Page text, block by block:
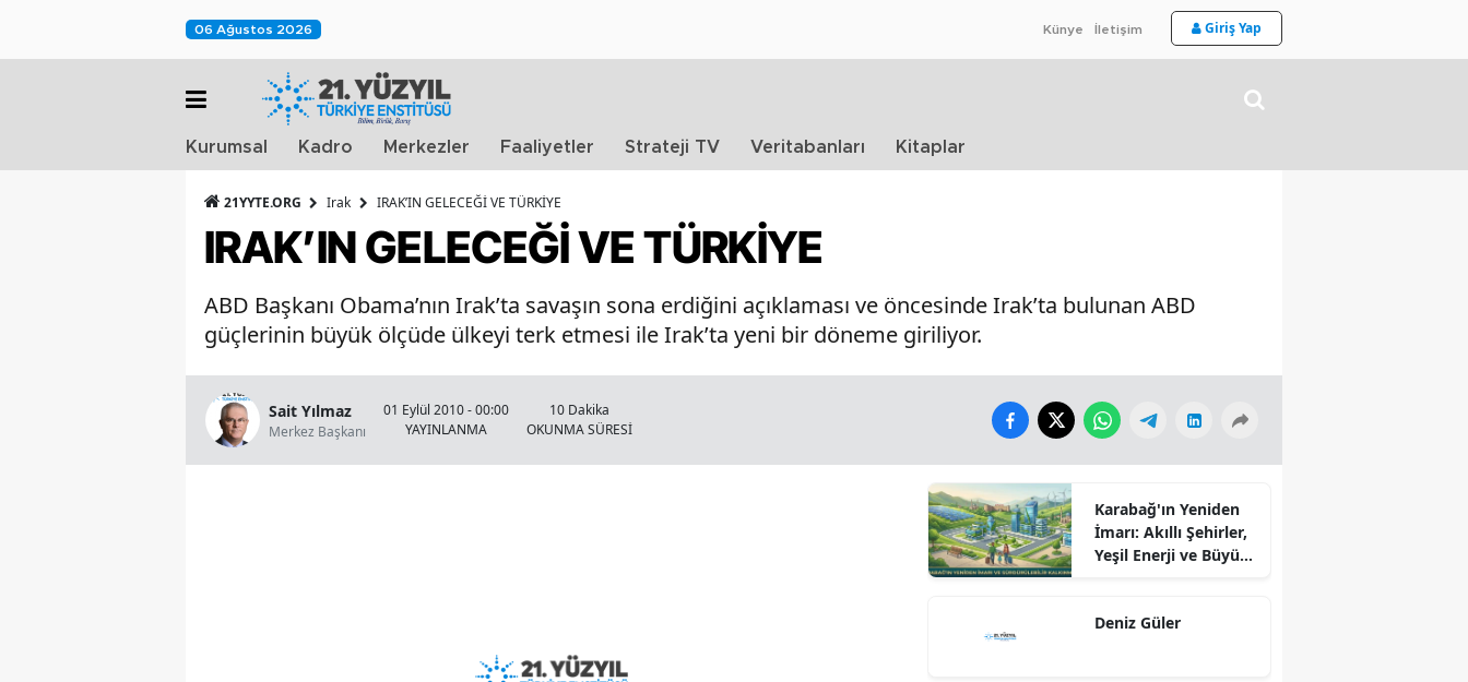
06 Ağustos 2026 Künye İletişim Giriş Yap
Kurumsal Kadro Merkezler Faaliyetler Strateji TV Veritabanları Kitaplar
21YYTE.ORG Irak IRAK’IN GELECEĞİ VE TÜRKİYE
IRAK’IN GELECEĞİ VE TÜRKİYE
ABD Başkanı Obama’nın Irak’ta savaşın sona erdiğini açıklaması ve öncesinde Irak’ta bulunan ABD
güçlerinin büyük ölçüde ülkeyi terk etmesi ile Irak’ta yeni bir döneme giriliyor.
Sait Yılmaz
Merkez Başkanı
01 Eylül 2010 - 00:00
YAYINLANMA
10 Dakika
OKUNMA SÜRESİ
Karabağ'ın Yeniden
İmarı: Akıllı Şehirler,
Yeşil Enerji ve Büyük
Sürdürülebilir
Deniz Güler